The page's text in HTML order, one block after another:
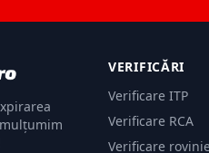
VERIFICĂRI
Verificare ITP
Verificare RCA
Verificare